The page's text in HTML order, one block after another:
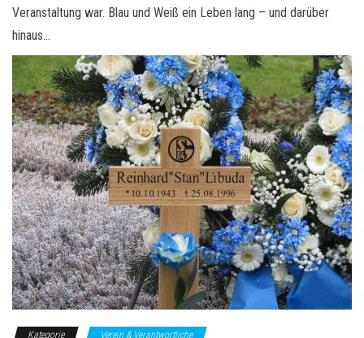
Veranstaltung war. Blau und Weiß ein Leben lang – und darüber
hinaus…
Kategorie Verein & Verantwortliche